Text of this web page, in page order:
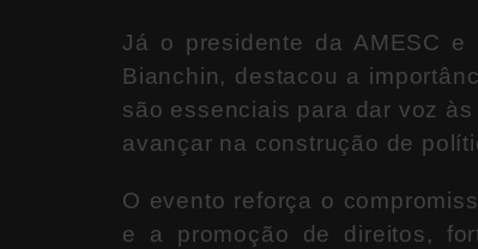
Já o presidente da AMESC e
Bianchin, destacou a
são essenciais para dar voz
avançar na construção de
O evento reforça o
e a promoção de direitos,